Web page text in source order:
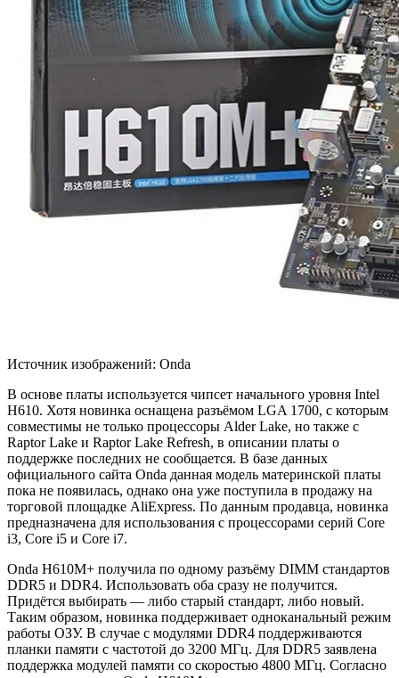
Источник изображений: Onda
В основе платы используется чипсет начального уровня Intel
H610. Хотя новинка оснащена разъёмом LGA 1700, с которым
совместимы не только процессоры Alder Lake, но также с
RaptorLake и Raptor Lake Refresh, в описании платы о
поддержке последних не сообщается. В базе данных
официального сайта Onda данная модель материнской платы
пока не появилась, однако она уже поступила в продажу на
торговой площадке AliExpress. По данным продавца, новинка
предназначена для использования с процессорами серий Core
i3, Core i5 и Core i7.
Onda H610M+ получила по одному разъёму DIMM стандартов
DDR5 и DDR4. Использовать оба сразу не получится.
Придётся выбирать — либо старый стандарт, либо новый.
Таким образом, новинка поддерживает одноканальный режим
работы ОЗУ. В случае с модулями DDR4 поддерживаются
планки памяти с частотой до 3200 МГц. Для DDR5 заявлена
поддержка модулей памяти со скоростью 4800 МГц. Согласно